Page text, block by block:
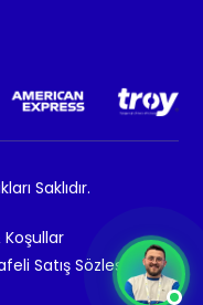
Saklıdır.
Satış Sözleşmesi